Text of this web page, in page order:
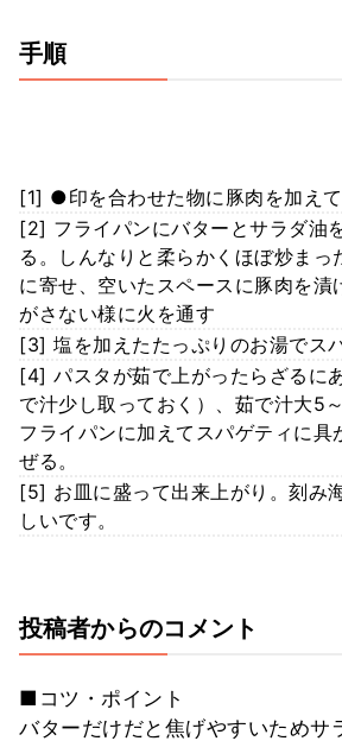
手順
[1] ●印を合わせた物に豚肉を加えて
[2] フライパンにバターとサラダ油
る。しんなりと柔らかくほぼ炒まっ
に寄せ、空いたスペースに豚肉を漬
がさない様に火を通す
[3] 塩を加えたたっぷりのお湯でス
[4] パスタが茹で上がったらざるに
で汁少し取っておく）、茹で汁大5
フライパンに加えてスパゲティに具
ぜる。
[5] お皿に盛って出来上がり。刻み
しいです。
投稿者からのコメント
■コツ・ポイント
バターだけだと焦げやすいためサ